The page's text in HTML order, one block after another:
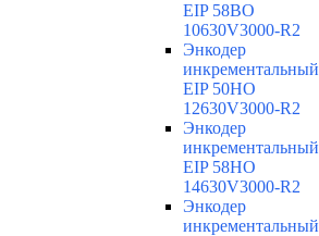
EIP 58BO
10630V3000-R2
Энкодер
инкрементальный
EIP 50HO
12630V3000-R2
Энкодер
инкрементальный
EIP 58HO
14630V3000-R2
Энкодер
инкрементальный